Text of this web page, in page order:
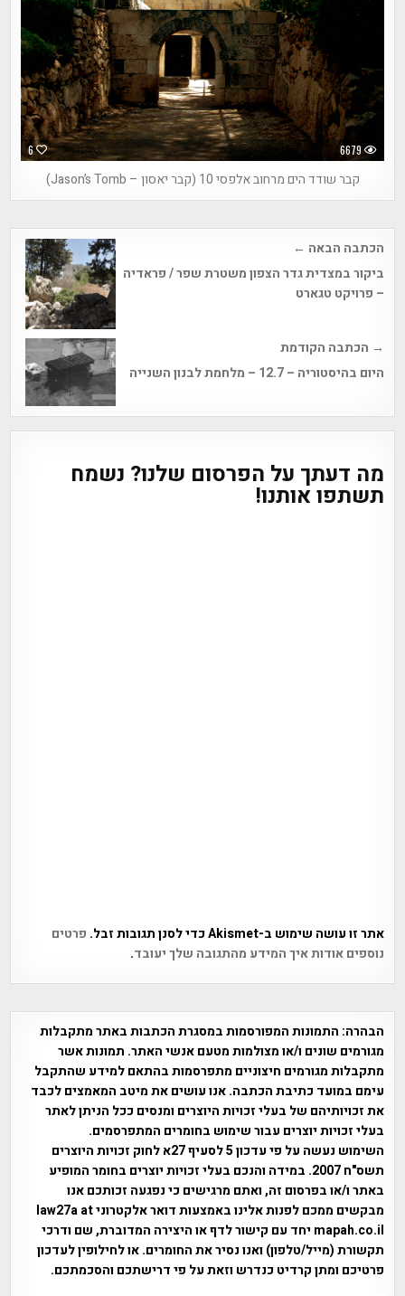
6 6679
קבר שודד הים מרחוב אלפסי 10 (קבר יאסון – Jason’s Tomb)
Post
navigation
הכתבה הבאה ←
ביקור במצדית גדר הצפון משטרת שפר / פראדיה
– פרויקט טגארט
→ הכתבה הקודמת
היום בהיסטוריה – 12.7 – מלחמת לבנון השנייה
מה דעתך על הפרסום שלנו? נשמח
תשתפו אותנו!
אתר זו עושה שימוש ב-Akismet כדי לסנן תגובות זבל.
פרטים
נוספים אודות איך המידע מהתגובה שלך יעובד.
הבהרה: התמונות המפורסמות במסגרת הכתבות באתר מתקבלות
מגורמים שונים ו/או מצולמות מטעם אנשי האתר. תמונות אשר
מתקבלות מגורמים חיצוניים מתפרסמות בהתאם למידע שהתקבל
עימם במועד כתיבת הכתבה. אנו עושים את מיטב המאמצים לכבד
את זכויותיהם של בעלי זכויות היוצרים ומנסים ככל הניתן לאתר
בעלי זכויות יוצרים עבור שימוש בחומרים המתפרסמים.
השימוש נעשה על פי עדכון 5 לסעיף 27א לחוק זכויות היוצרים
תשס"ח 2007. במידה והנכם בעלי זכויות יוצרים בחומר המופיע
באתר ו/או בפרסום זה, ואתם מרגישים כי נפגעה זכותכם אנו
מבקשים ממכם לפנות אלינו באמצעות דואר אלקטרוני law27a at
mapah.co.il יחד עם קישור לדף או היצירה המדוברת, שם ודרכי
תקשורת (מייל/טלפון) ואנו נסיר את החומרים. או לחילופין לעדכון
פרטיכם ומתן קרדיט כנדרש וזאת על פי דרישתכם והסכמתכם.